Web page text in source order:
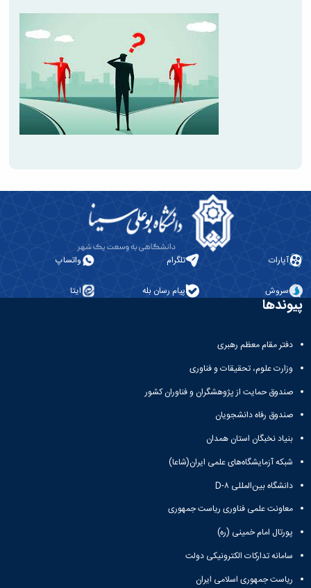
آپارات تلگرام واتساپ
سروش پیام رسان بله ایتا
پیوندها
دفتر مقام معظم رهبری
وزارت علوم، تحقیقات و فناوری
صندوق حمایت از پژوهشگران و فناوران کشور
صندوق رفاه دانشجویان
بنیاد نخبگان استان همدان
شبکه آزمایشگاه‌های علمی ایران(شاعا)
دانشگاه بین‌المللی D-۸
معاونت علمی فناوری ریاست جمهوری
پورتال امام خمینی (ره)
سامانه تدارکات الکترونیکی دولت
ریاست جمهوری اسلامی ایران